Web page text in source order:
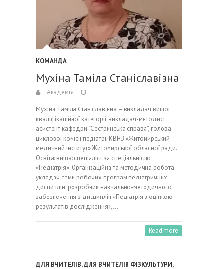
КОМАНДА
Мухіна Таміла Станіславівна
Академія
Мухіна Таміла Станіславівна – викладач вищої
кваліфікаційної категорії, викладач-методист,
асистент кафедри “Сестринська справа”, голова
циклової комісії педіатрії КВНЗ «Житомирський
медичний інститут» Житомирської обласної ради.
Освіта: вища: спеціаліст за спеціальністю
«Педіатрія». Організаційна та методична робота:
укладач семи робочих програм педіатричних
дисциплін; розробник навчально-методичного
забезпечення з дисциплін «Педіатрія з оцінкою
результатів дослідження»,…
Read more
ДЛЯ ВЧИТЕЛІВ,ДЛЯ ВЧИТЕЛІВ ФІЗКУЛЬТУРИ,